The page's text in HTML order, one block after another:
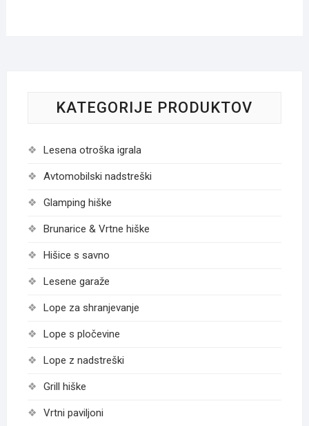
KATEGORIJE PRODUKTOV
Lesena otroška igrala
Avtomobilski nadstreški
Glamping hiške
Brunarice & Vrtne hiške
Hišice s savno
Lesene garaže
Lope za shranjevanje
Lope s pločevine
Lope z nadstreški
Grill hiške
Vrtni paviljoni